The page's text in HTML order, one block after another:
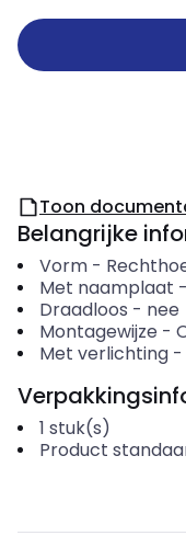
Toon
Belangrijke
Vorm-
Met naamplaat -
Draadloos - nee
Montagewijze -
Met verlichting-
1 stuk(s)
Product